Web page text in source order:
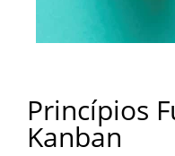
Princípios
Kanban